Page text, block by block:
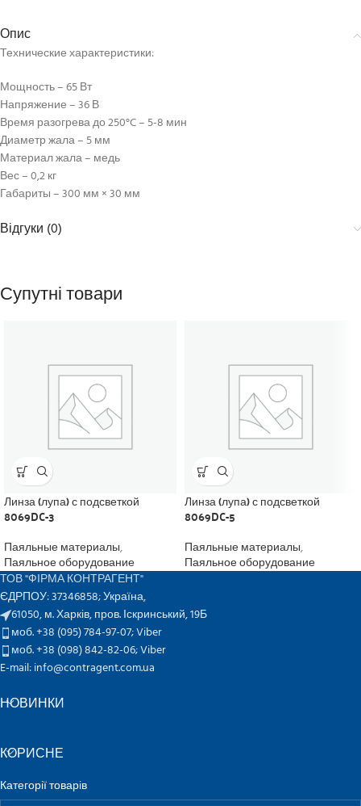
Опис
Технические характеристики:
Мощность – 65 Вт
Напряжение – 36 В
Время разогрева до 250°C – 5-8 мин
Диаметр жала – 5 мм
Материал жала – медь
Вес – 0,2 кг
Габариты – 300 мм × 30 мм
Відгуки (0)
Супутні товари
Линза (лупа) с подсветкой
8069DC-3
Паяльные материалы,
Паяльное оборудование
Линза (лупа) с подсветкой
8069DC-5
Паяльные материалы,
Паяльное оборудование
ТОВ "ФІРМА КОНТРАГЕНТ"
ЄДРПОУ: 37346858; Україна,
61050, м. Харків, пров. Іскринський, 19Б
моб. +38 (095) 784-97-07;Viber
моб. +38 (098) 842-82-06;Viber
E-mail: info@contragent.com.ua
НОВИНКИ
КОРИСНЕ
Категорії товарів